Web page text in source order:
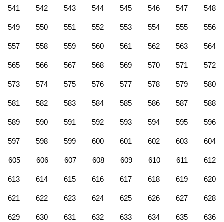
541 542 543 544 545 546 547 548
549 550 551 552 553 554 555 556
557 558 559 560 561 562 563 564
565 566 567 568 569 570 571 572
573 574 575 576 577 578 579 580
581 582 583 584 585 586 587 588
589 590 591 592 593 594 595 596
597 598 599 600 601 602 603 604
605 606 607 608 609 610 611 612
613 614 615 616 617 618 619 620
621 622 623 624 625 626 627 628
629 630 631 632 633 634 635 636